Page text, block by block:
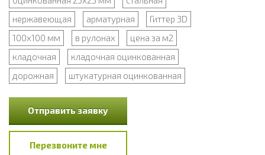
нержавеющая
арматурная
Гиттер 3D
100x100 мм
в рулонах
цена за м2
кладочная
кладочная оцинкованная
дорожная
штукатурная оцинкованная
Отправить заявку
Перезвоните мне